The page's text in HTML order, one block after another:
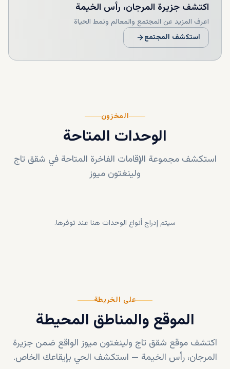
اكتشف جزيرة المرجان، رأس الخيمة
اعرف المزيد عن المجتمع والمعالم ونمط الحياة
استكشف المجتمع
المخزون
الوحدات المتاحة
استكشف مجموعة الإقامات الفاخرة المتاحة في شقق تاج
ولينغتون ميوز
سيتم إدراج أنواع الوحدات هنا عند توفرها.
على الخريطة
الموقع والمناطق المحيطة
اكتشف موقع شقق تاج ولينغتون ميوز الواقع ضمن جزيرة
المرجان، رأس الخيمة — استكشف الحي بإيقاعك الخاص.